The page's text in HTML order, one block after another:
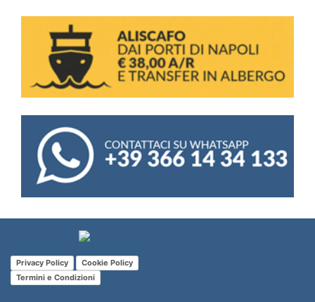
Privacy Policy
Cookie Policy
Termini e Condizioni